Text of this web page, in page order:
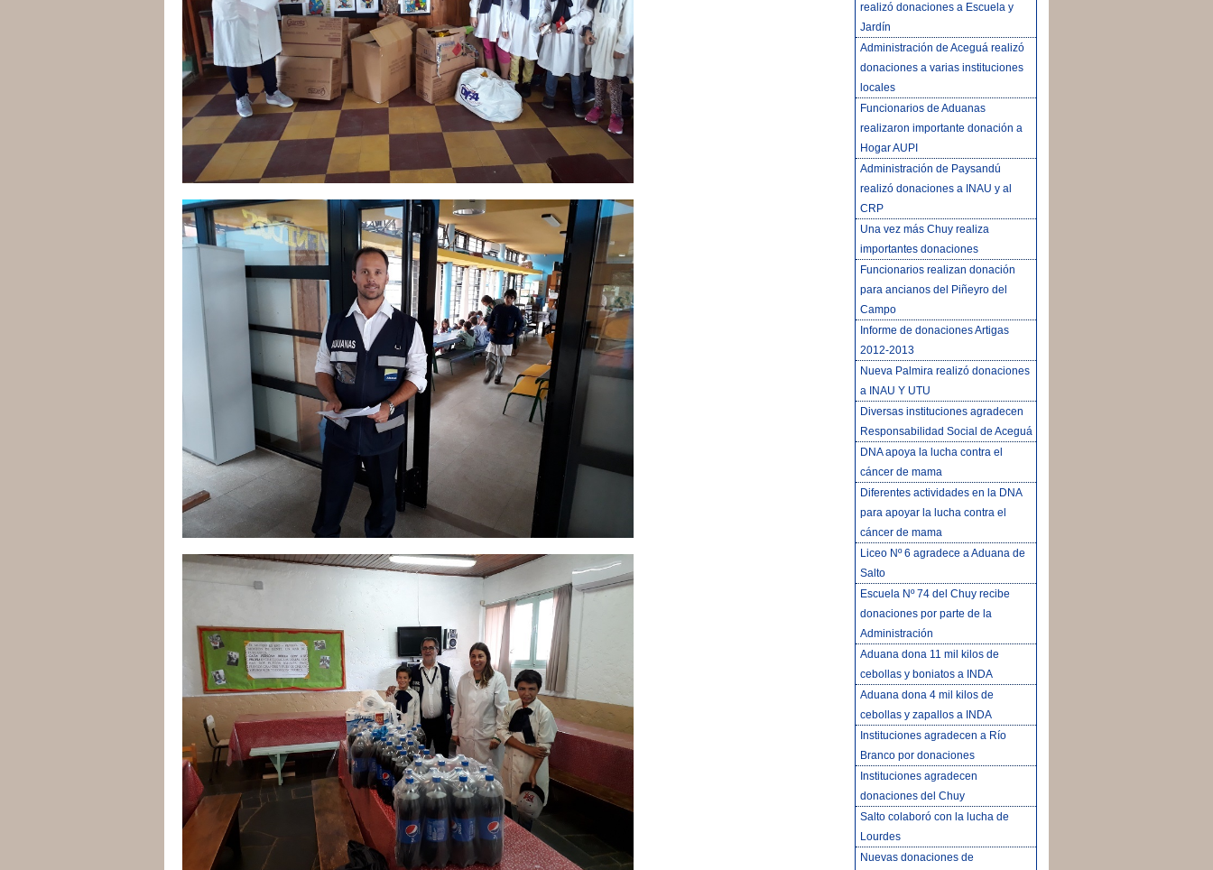
realizó donaciones a Escuela y
Jardín
Administración de Aceguá realizó
donaciones a varias instituciones
locales
Funcionarios de Aduanas
realizaron importante donación a
Hogar AUPI
Administración de Paysandú
realizó donaciones a INAU y al
CRP
Una vez más Chuy realiza
importantes donaciones
Funcionarios realizan donación
para ancianos del Piñeyro del
Campo
Informe de donaciones Artigas
2012-2013
Nueva Palmira realizó donaciones
a INAU Y UTU
Diversas instituciones agradecen
Responsabilidad Social de Aceguá
DNA apoya la lucha contra el
cáncer de mama
Diferentes actividades en la DNA
para apoyar la lucha contra el
cáncer de mama
Liceo Nº 6 agradece a Aduana de
Salto
Escuela Nº 74 del Chuy recibe
donaciones por parte de la
Administración
Aduana dona 11 mil kilos de
cebollas y boniatos a INDA
Aduana dona 4 mil kilos de
cebollas y zapallos a INDA
Instituciones agradecen a Río
Branco por donaciones
Instituciones agradecen
donaciones del Chuy
Salto colaboró con la lucha de
Lourdes
Nuevas donaciones de